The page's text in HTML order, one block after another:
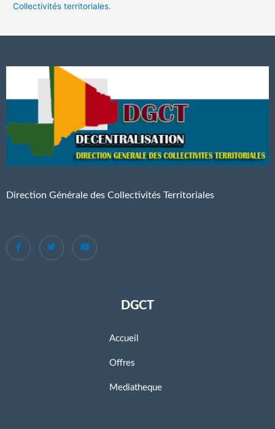
Collectivités territoriales.
Direction Générale des Collectivités Territoriales
DGCT
Accueil
Offres
Mediatheque